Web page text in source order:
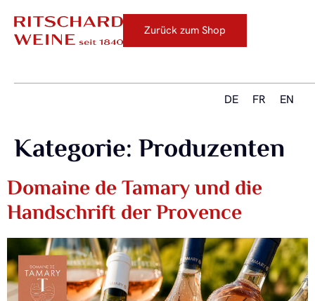
Zurück zum Shop
DE FR EN
Kategorie:Produzenten
Domaine de Tamary und die
Handschrift der Provence